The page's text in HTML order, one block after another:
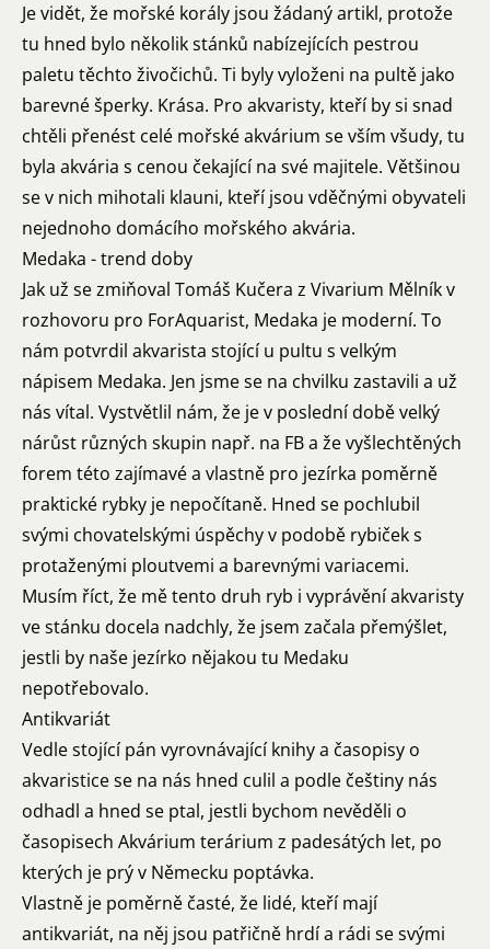
Je vidět, že mořské korály jsou žádaný artikl, protože
tu hned bylo několik stánků nabízejících pestrou
paletu těchto živočichů. Ti byly vyloženi na pultě jako
barevné šperky. Krása. Pro akvaristy, kteří by si snad
chtěli přenést celé mořské akvárium se vším všudy, tu
byla akvária s cenou čekající na své majitele. Většinou
se v nich mihotali klauni, kteří jsou vděčnými obyvateli
nejednoho domácího mořského akvária.
Medaka - trend doby
Jak už se zmiňoval Tomáš Kučera z Vivarium Mělník v
rozhovoru pro ForAquarist, Medaka je moderní. To
nám potvrdil akvarista stojící u pultu s velkým
nápisem Medaka. Jen jsme se na chvilku zastavili a už
nás vítal. Vystvětlil nám, že je v poslední době velký
nárůst různých skupin např. na FB a že vyšlechtěných
forem této zajímavé a vlastně pro jezírka poměrně
praktické rybky je nepočítaně. Hned se pochlubil
svými chovatelskými úspěchy v podobě rybiček s
protaženými ploutvemi a barevnými variacemi.
Musím říct, že mě tento druh ryb i vyprávění akvaristy
ve stánku docela nadchly, že jsem začala přemýšlet,
jestli by naše jezírko nějakou tu Medaku
nepotřebovalo.
Antikvariát
Vedle stojící pán vyrovnávající knihy a časopisy o
akvaristice se na nás hned culil a podle češtiny nás
odhadl a hned se ptal, jestli bychom nevěděli o
časopisech Akvárium terárium z padesátých let, po
kterých je prý v Německu poptávka.
Vlastně je poměrně časté, že lidé, kteří mají
antikvariát, na něj jsou patřičně hrdí a rádi se svými